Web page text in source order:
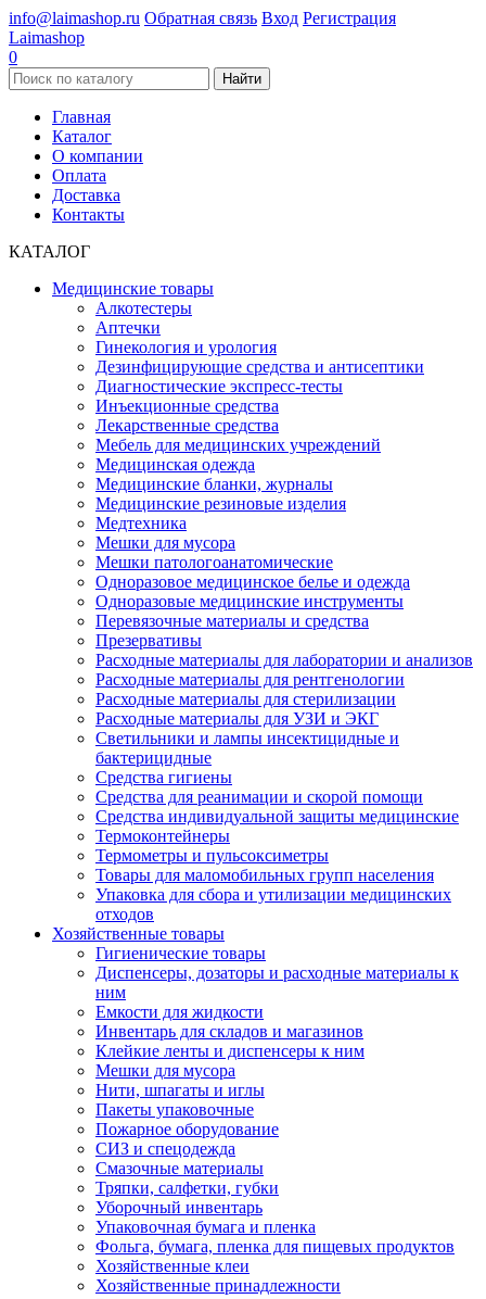
info@laimashop.ru Обратная связь Вход Регистрация
Laimashop
0
Найти
Главная
Каталог
О компании
Оплата
Доставка
Контакты
КАТАЛОГ
Медицинские товары
Алкотестеры
Аптечки
Гинекология и урология
Дезинфицирующие средства и антисептики
Диагностические экспресс-тесты
Инъекционные средства
Лекарственные средства
Мебель для медицинских учреждений
Медицинская одежда
Медицинские бланки, журналы
Медицинские резиновые изделия
Медтехника
Мешки для мусора
Мешки патологоанатомические
Одноразовое медицинское белье и одежда
Одноразовые медицинские инструменты
Перевязочные материалы и средства
Презервативы
Расходные материалы для лаборатории и анализов
Расходные материалы для рентгенологии
Расходные материалы для стерилизации
Расходные материалы для УЗИ и ЭКГ
Светильники и лампы инсектицидные и
бактерицидные
Средства гигиены
Средства для реанимации и скорой помощи
Средства индивидуальной защиты медицинские
Термоконтейнеры
Термометры и пульсоксиметры
Товары для маломобильных групп населения
Упаковка для сбора и утилизации медицинских
отходов
Хозяйственные товары
Гигиенические товары
Диспенсеры, дозаторы и расходные материалы к
ним
Емкости для жидкости
Инвентарь для складов и магазинов
Клейкие ленты и диспенсеры к ним
Мешки для мусора
Нити, шпагаты и иглы
Пакеты упаковочные
Пожарное оборудование
СИЗ и спецодежда
Смазочные материалы
Тряпки, салфетки, губки
Уборочный инвентарь
Упаковочная бумага и пленка
Фольга, бумага, пленка для пищевых продуктов
Хозяйственные клеи
Хозяйственные принадлежности